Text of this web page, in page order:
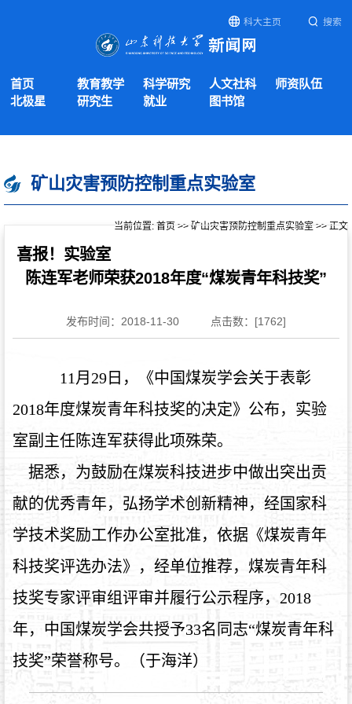
科大主页 搜索
首页 教育教学 科学研究 人文社科
师资队伍
北极星
研究生 就业 图书馆
矿山灾害预防控制重点实验室
当前位置: 首页 >> 矿山灾害预防控制重点实验室 >> 正文
喜报！实验室
陈连军老师荣获2018年度“煤炭青年科技奖”
发布时间：2018-11-30 点击数：[1762]
11月29日，《中国煤炭学会关于表彰
2018年度煤炭青年科技奖的决定》公布，实验
室副主任陈连军获得此项殊荣。
据悉，为鼓励在煤炭科技进步中做出突出贡
献的优秀青年，弘扬学术创新精神，经国家科
学技术奖励工作办公室批准，依据《煤炭青年
科技奖评选办法》，经单位推荐，煤炭青年科
技奖专家评审组评审并履行公示程序，2018
年，中国煤炭学会共授予33名同志“煤炭青年科
技奖”荣誉称号。（于海洋）